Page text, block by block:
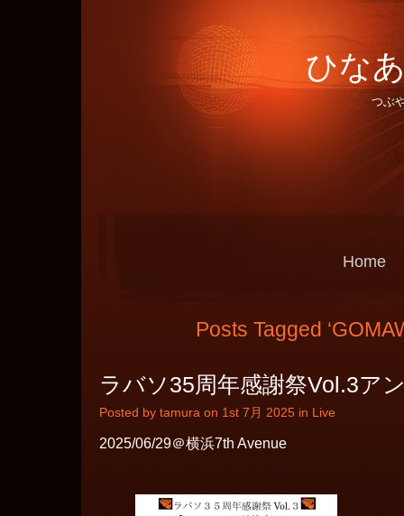
ひな
つぶ
Home
Posts Tagged
ラバソ35周年感謝祭Vol.3ア
Posted by tamura on 1st 7月 2025 in Live
2025/06/29＠横浜7th Avenue